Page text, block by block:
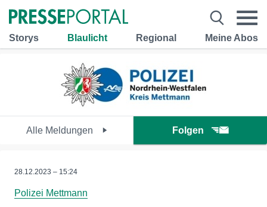
Storys Blaulicht Regional Meine Abos
Alle Meldungen Folgen
28.12.2023 – 15:24
Polizei Mettmann